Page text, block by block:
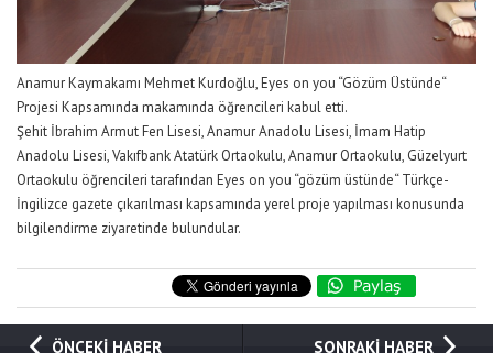
Anamur Kaymakamı Mehmet Kurdoğlu, Eyes on you “Gözüm Üstünde“
Projesi Kapsamında makamında öğrencileri kabul etti.
Şehit İbrahim Armut Fen Lisesi, Anamur Anadolu Lisesi, İmam Hatip
Anadolu Lisesi, Vakıfbank Atatürk Ortaokulu, Anamur Ortaokulu, Güzelyurt
Ortaokulu öğrencileri tarafından Eyes on you “gözüm üstünde“ Türkçe-
İngilizce gazete çıkarılması kapsamında yerel proje yapılması konusunda
bilgilendirme ziyaretinde bulundular.
ÖNCEKİ HABER SONRAKİ HABER